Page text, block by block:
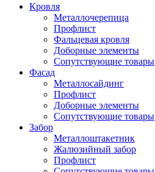
Кровля
Металлочерепица
Профлист
Фальцевая кровля
Доборные элементы
Сопутствующие товары
Фасад
Металлосайдинг
Профлист
Доборные элементы
Сопутствующие товары
Забор
Металлоштакетник
Жалюзийный забор
Профлист